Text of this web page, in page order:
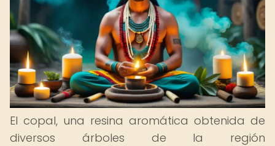
El copal, una resina aromática obtenida de
diversos árboles de la región